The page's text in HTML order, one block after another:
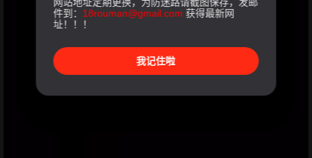
件到： 18rouman@gmail.com 获得最新网
址！！！
我记住啦